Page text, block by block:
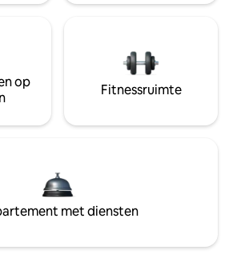
op
Fitnessruimte
met diensten